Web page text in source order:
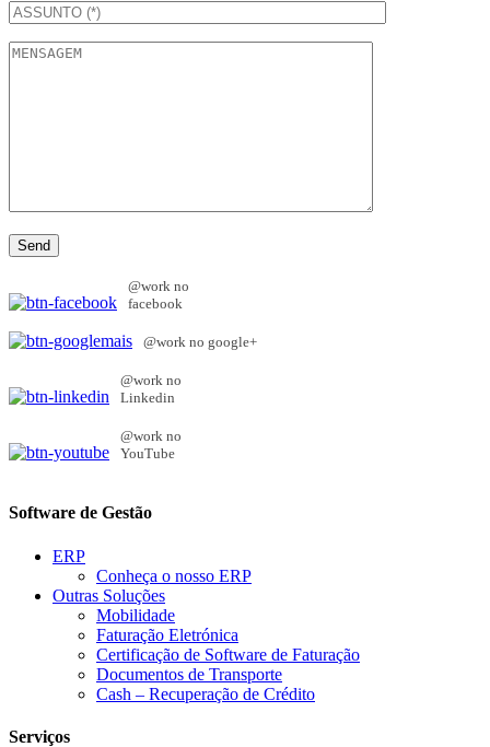
@work no
facebook
@work no google+
@work no
Linkedin
@work no
YouTube
Software de Gestão
ERP
Conheça o nosso ERP
Outras Soluções
Mobilidade
Faturação Eletrónica
Certificação de Software de Faturação
Documentos de Transporte
Cash – Recuperação de Crédito
Serviços